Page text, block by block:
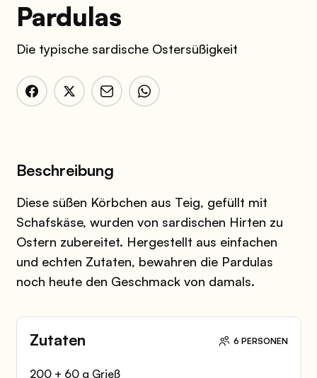
Pardulas
Die typische sardische Ostersüßigkeit
Zutaten 6 PERSONEN
200 + 60 g Grieß
Beschreibung
Diese süßen Körbchen aus Teig, gefüllt mit
Schafskäse, wurden von sardischen Hirten zu
Ostern zubereitet. Hergestellt aus einfachen
und echten Zutaten, bewahren die Pardulas
noch heute den Geschmack von damals.